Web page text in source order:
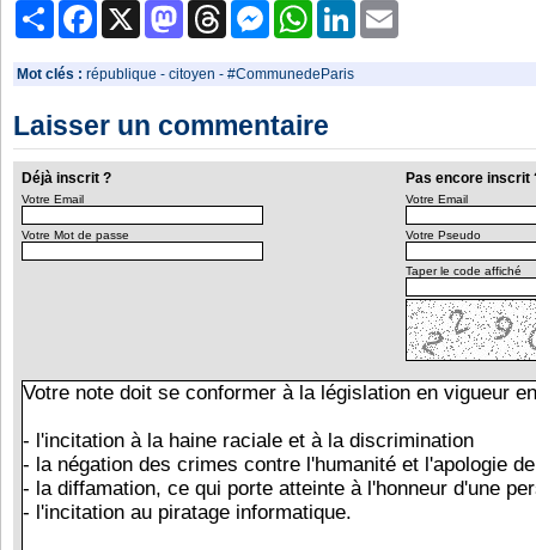
PartagerFacebook MastodonThreads MessengerWhatsAppLinkedIn
Mot clés : république - citoyen - #CommunedeParis
Laisser un commentaire
Déjà inscrit ? Pas encore inscrit
Votre Email
Votre Mot de passe
Votre Email
Votre Pseudo
Taper le code affiché